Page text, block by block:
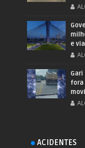
e
ACIDENTES